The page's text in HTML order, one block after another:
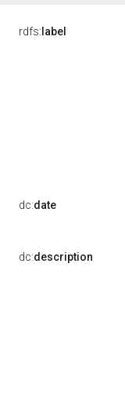
rdfs: label
dc:date
dc:description